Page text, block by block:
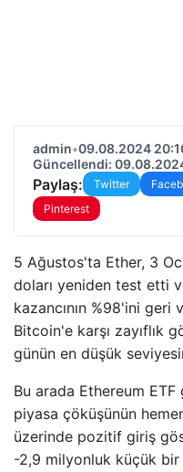
admin•09.08.2024
Güncellendi:
Paylaş: Twitter
Pinterest
5 Ağustos'ta Ether, 3
doları yeniden test etti
kazancının %98'ini
Bitcoin'e karşı zayıflık
günün en düşük
Bu arada Ethereum
piyasa çöküşünün
üzerinde pozitif giriş
-2,9 milyonluk küçük bir